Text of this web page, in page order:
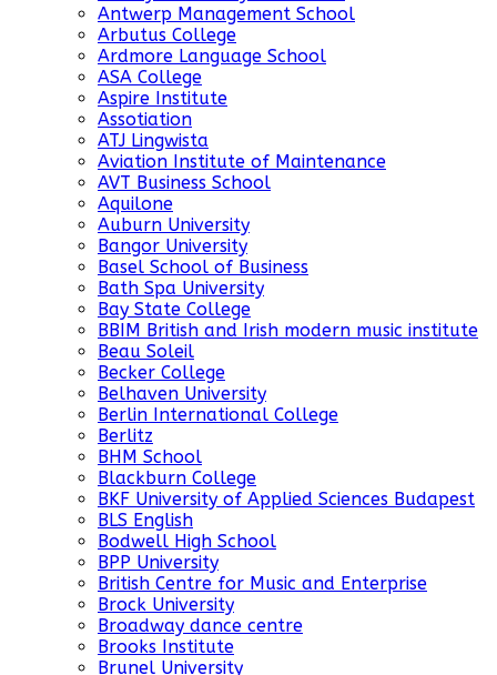
Antwerp Management School
Arbutus College
Ardmore Language School
ASA College
Aspire Institute
Assotiation
ATJ Lingwista
Aviation Institute of Maintenance
AVT Business School
Aquilone
Auburn University
Bangor University
Basel School of Business
Bath Spa University
Bay State College
BBIM British and Irish modern music institute
Beau Soleil
Becker College
Belhaven University
Berlin International College
Berlitz
BHM School
Blackburn College
BKF University of Applied Sciences Budapest
BLS English
Bodwell High School
BPP University
British Centre for Music and Enterprise
Brock University
Broadway dance centre
Brooks Institute
Brunel University